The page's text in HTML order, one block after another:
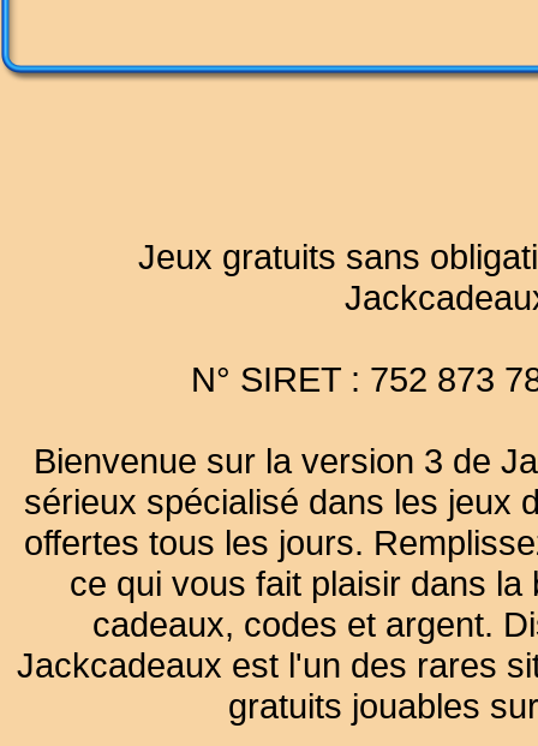
Jeux gratuits sans
N° SIRET : 752 873
Bienvenue sur la version 3 de
sérieux spécialisé dans les jeux
offertes tous les jours.
ce qui vous fait plaisir dans
cadeaux, codes et argent.
Jackcadeaux est l'un des rares
gratuits jouables